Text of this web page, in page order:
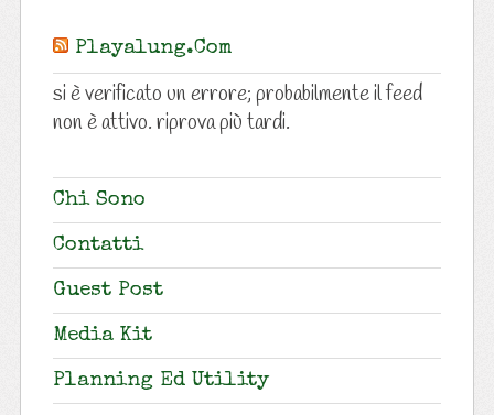
Playalung.com
si è verificato un errore; probabilmente il feed
non è attivo. riprova più tardi.
Chi Sono
Contatti
Guest Post
Media Kit
Planning Ed Utility